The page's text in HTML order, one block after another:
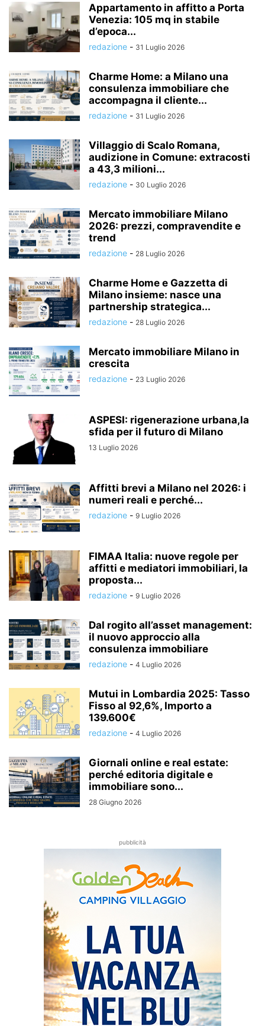
Appartamento in affitto a Porta
Venezia: 105 mq in stabile
d’epoca...
redazione - 31 Luglio 2026
Charme Home: a Milano una
consulenza immobiliare che
accompagna il cliente...
redazione - 31 Luglio 2026
Villaggio di Scalo Romana,
audizione in Comune: extracosti
a 43,3 milioni...
redazione - 30 Luglio 2026
Mercato immobiliare Milano
2026: prezzi, compravendite e
trend
redazione - 28 Luglio 2026
Charme Home e Gazzetta di
Milano insieme: nasce una
partnership strategica...
redazione - 28 Luglio 2026
Mercato immobiliare Milano in
crescita
redazione - 23 Luglio 2026
ASPESI: rigenerazione urbana,la
sfida per il futuro di Milano
13 Luglio 2026
Affitti brevi a Milano nel 2026: i
numeri reali e perché...
redazione - 9 Luglio 2026
FIMAA Italia: nuove regole per
affitti e mediatori immobiliari, la
proposta...
redazione - 9 Luglio 2026
Dal rogito all’asset management:
il nuovo approccio alla
consulenza immobiliare
redazione - 4 Luglio 2026
Mutui in Lombardia 2025: Tasso
Fisso al 92,6%, Importo a
139.600€
redazione - 4 Luglio 2026
Giornali online e real estate:
perché editoria digitale e
immobiliare sono...
28 Giugno 2026
pubblicità